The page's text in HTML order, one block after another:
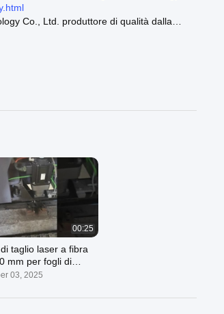
Co., Ltd. produttore di qualità dalla
laser-cutting-machine
singolo :
00:25
taglio laser a fibra
mm per fogli di
03, 2025